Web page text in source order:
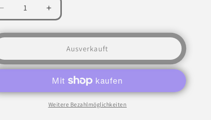
Verringere
die
Menge
-
Senkkopfschrauben-
verzinkt
Erhöhe
die
Menge
Fixman
-
Senkkopfschrauben-
Sortiment
verzinkt
780-
Ausverkauft
Weitere Bezahlmöglichkeiten